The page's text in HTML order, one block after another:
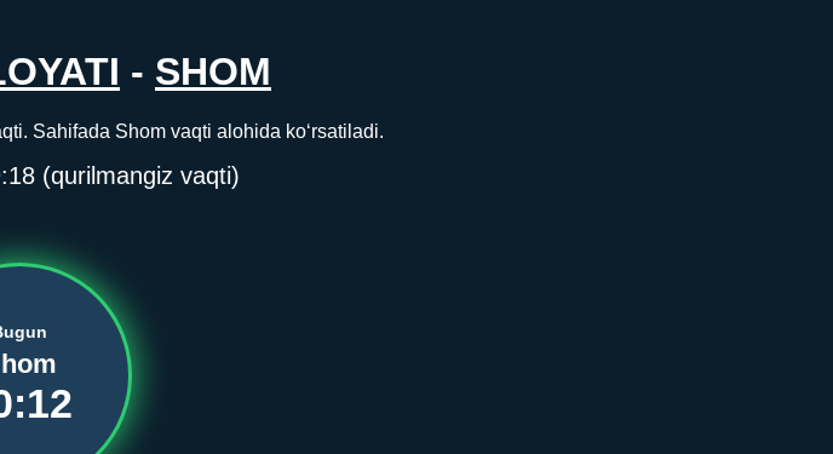
- SHOM
Sahifada Shom vaqti alohida ko‘rsatiladi.
(qurilmangiz vaqti)